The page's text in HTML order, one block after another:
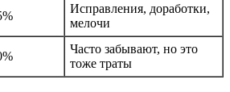
Исправления, доработки,
мелочи
Часто забывают, но это
тоже траты